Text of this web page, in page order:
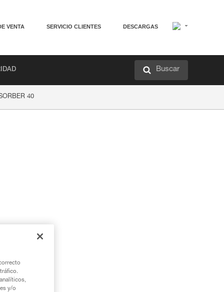
VENTA SERVICIO CLIENTES DESCARGAS
Buscar
40
y/o